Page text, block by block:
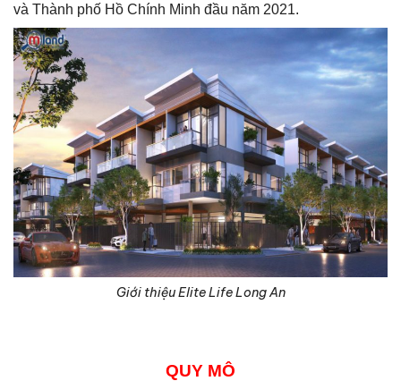
và Thành phố Hồ Chính Minh đầu năm 2021.
Giới thiệu Elite Life Long An
QUY MÔ